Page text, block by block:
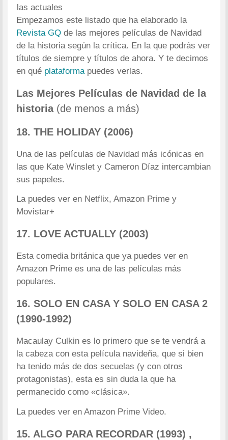
las actuales
Empezamos este listado que ha elaborado la
Revista GQ de las mejores películas de Navidad
de la historia según la crítica. En la que podrás ver
títulos de siempre y títulos de ahora. Y te decimos
en qué plataforma puedes verlas.
Las Mejores Películas de Navidad de la
historia(de menos a más)
18. THE HOLIDAY (2006)
Una de las películas de Navidad más icónicas en
las que Kate Winslet y Cameron Díaz intercambian
sus papeles.
La puedes ver en Netflix, Amazon Prime y
Movistar+
17. LOVE ACTUALLY (2003)
Esta comedia británica que ya puedes ver en
Amazon Prime es una de las películas más
populares.
16. SOLO EN CASA Y SOLO EN CASA 2
(1990-1992)
Macaulay Culkin es lo primero que se te vendrá a
la cabeza con esta película navideña, que si bien
ha tenido más de dos secuelas (y con otros
protagonistas), esta es sin duda la que ha
permanecido como «clásica».
La puedes ver en Amazon Prime Video.
15. ALGO PARA RECORDAR (1993) ,